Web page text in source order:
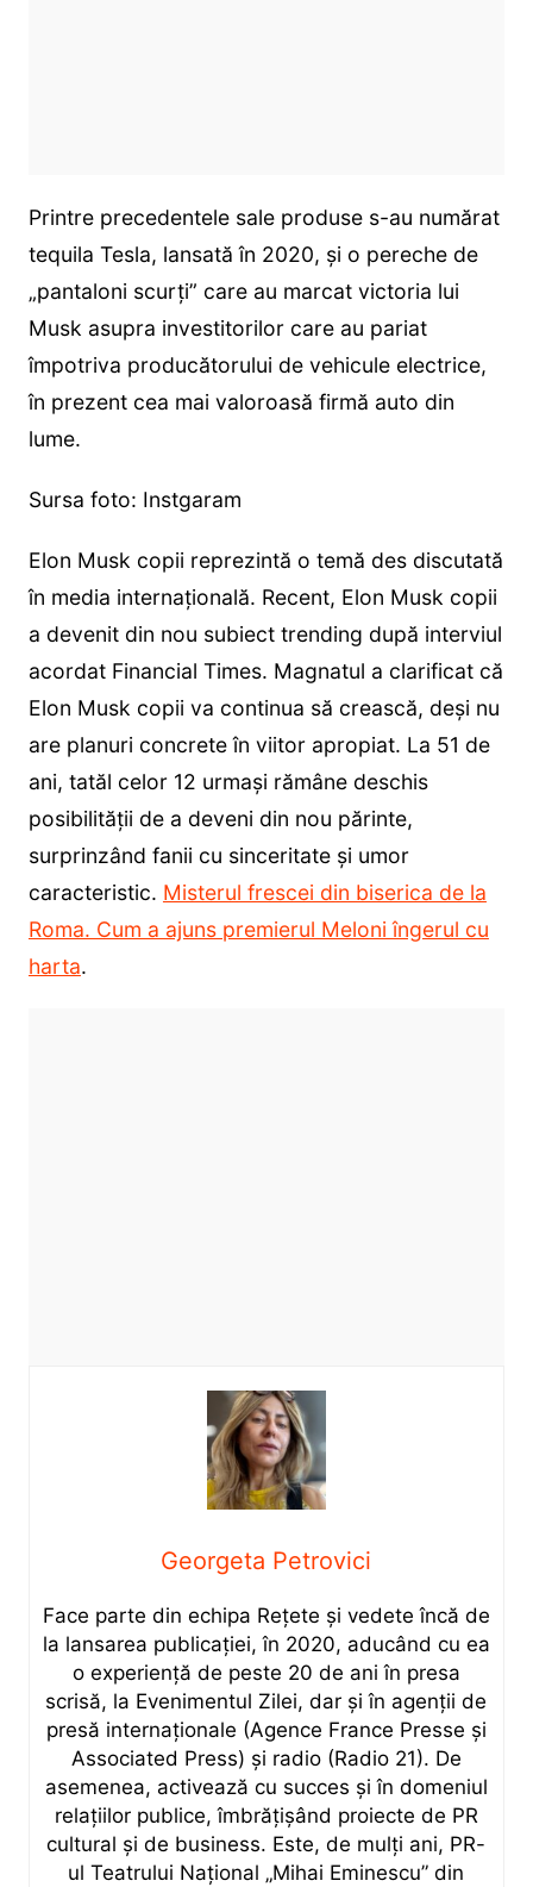
Printre precedentele sale produse s-au numărat
tequila Tesla, lansată în 2020, și o pereche de
„pantaloni scurți” care au marcat victoria lui
Musk asupra investitorilor care au pariat
împotriva producătorului de vehicule electrice,
în prezent cea mai valoroasă firmă auto din
lume.
Sursa foto: Instgaram
Elon Musk copii reprezintă o temă des discutată
în media internațională. Recent, Elon Musk copii
a devenit din nou subiect trending după interviul
acordat Financial Times. Magnatul a clarificat că
Elon Musk copii va continua să crească, deși nu
are planuri concrete în viitor apropiat. La 51 de
ani, tatăl celor 12 urmași rămâne deschis
posibilității de a deveni din nou părinte,
surprinzând fanii cu sinceritate și umor
caracteristic. Misterul frescei din biserica de la
Roma. Cum a ajuns premierul Meloni îngerul cu
harta.
Georgeta Petrovici
Face parte din echipa Rețete și vedete încă de
la lansarea publicației, în 2020, aducând cu ea
o experiență de peste 20 de ani în presa
scrisă, la Evenimentul Zilei, dar și în agenții de
presă internaționale (Agence France Presse și
Associated Press) și radio (Radio 21). De
asemenea, activează cu succes și în domeniul
relațiilor publice, îmbrățișând proiecte de PR
cultural și de business. Este, de mulți ani, PR-
ul Teatrului Național „Mihai Eminescu” din